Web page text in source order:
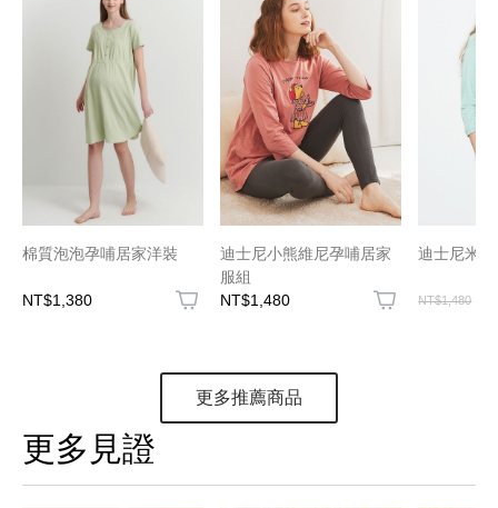
棉質泡泡孕哺居家洋裝
NT$1,380
迪士尼小熊維尼孕哺居家
服組
NT$1,480
迪士尼米
NT$1,480
更多推薦商品
更多見證